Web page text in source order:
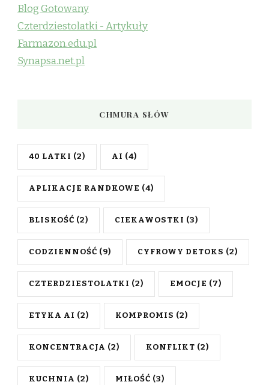
Blog Gotowany
Czterdziestolatki - Artykuły
Farmazon.edu.pl
Synapsa.net.pl
CHMURA SŁÓW
40 LATKI (2) AI (4)
APLIKACJE RANDKOWE (4)
BLISKOŚĆ (2) CIEKAWOSTKI (3)
CODZIENNOŚĆ (9) CYFROWY DETOKS (2)
CZTERDZIESTOLATKI (2) EMOCJE (7)
ETYKA AI (2) KOMPROMIS (2)
KONCENTRACJA (2) KONFLIKT (2)
KUCHNIA (2) MIŁOŚĆ (3)